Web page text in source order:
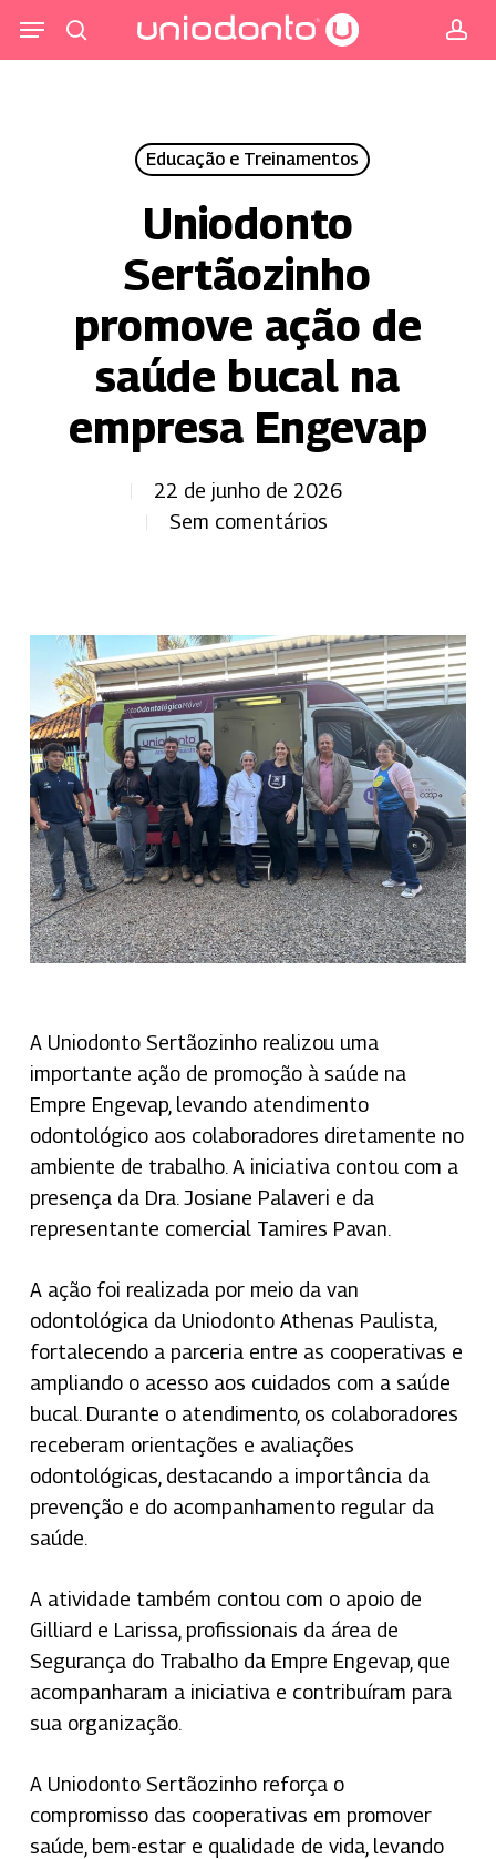
para
Menu
Educação e Treinamentos
Uniodonto
Sertãozinho
promove ação de
saúde bucal na
empresa Engevap
22 de junho de 2026
Sem comentários
A Uniodonto Sertãozinho realizou uma
importante ação de promoção à saúde na
Empre Engevap, levando atendimento
odontológico aos colaboradores diretamente no
ambiente de trabalho. A iniciativa contou com a
presença da Dra. Josiane Palaveri e da
representante comercial Tamires Pavan.
A ação foi realizada por meio da van
odontológica da Uniodonto Athenas Paulista,
fortalecendo a parceria entre as cooperativas e
ampliando o acesso aos cuidados com a saúde
bucal. Durante o atendimento, os colaboradores
receberam orientações e avaliações
odontológicas, destacando a importância da
prevenção e do acompanhamento regular da
saúde.
A atividade também contou com o apoio de
Gilliard e Larissa, profissionais da área de
Segurança do Trabalho da Empre Engevap, que
acompanharam a iniciativa e contribuíram para
sua organização.
A Uniodonto Sertãozinho reforça o
compromisso das cooperativas em promover
saúde, bem-estar e qualidade de vida, levando